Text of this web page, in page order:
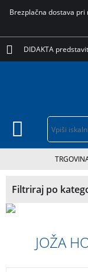
Brezplačna dostava pri
DIDAKTA
Filtriraj po
JOŽA